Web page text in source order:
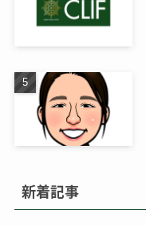
新着記事